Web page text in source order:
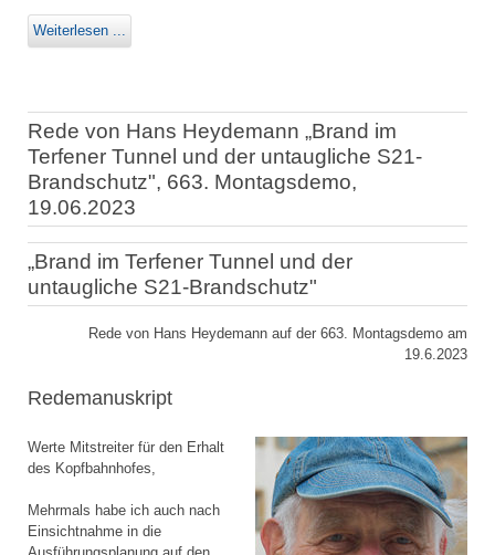
Weiterlesen ...
Rede von Hans Heydemann „Brand im
Terfener Tunnel und der untaugliche S21-
Brandschutz", 663. Montagsdemo,
19.06.2023
„Brand im Terfener Tunnel und der
untaugliche S21-Brandschutz"
Rede von Hans Heydemann auf der 663. Montagsdemo am
19.6.2023
Redemanuskript
Werte Mitstreiter für den Erhalt
des Kopfbahnhofes,
Mehrmals habe ich auch nach
Einsichtnahme in die